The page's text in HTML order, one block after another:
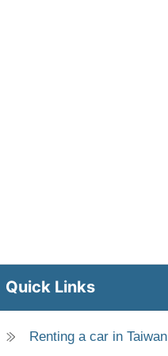
Quick Links
Renting a car in Taiwan